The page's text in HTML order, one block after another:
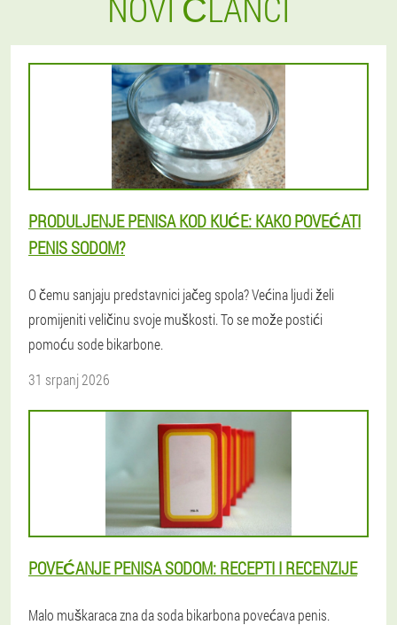
PRODULJENJE PENISA KOD KUĆE: KAKO POVEĆATI
PENIS SODOM?
O čemu sanjaju predstavnici jačeg spola? Većina ljudi želi
promijeniti veličinu svoje muškosti. To se može postići
pomoću sode bikarbone.
31 srpanj 2026
POVEĆANJE PENISA SODOM: RECEPTI I RECENZIJE
Malo muškaraca zna da soda bikarbona povećava penis.